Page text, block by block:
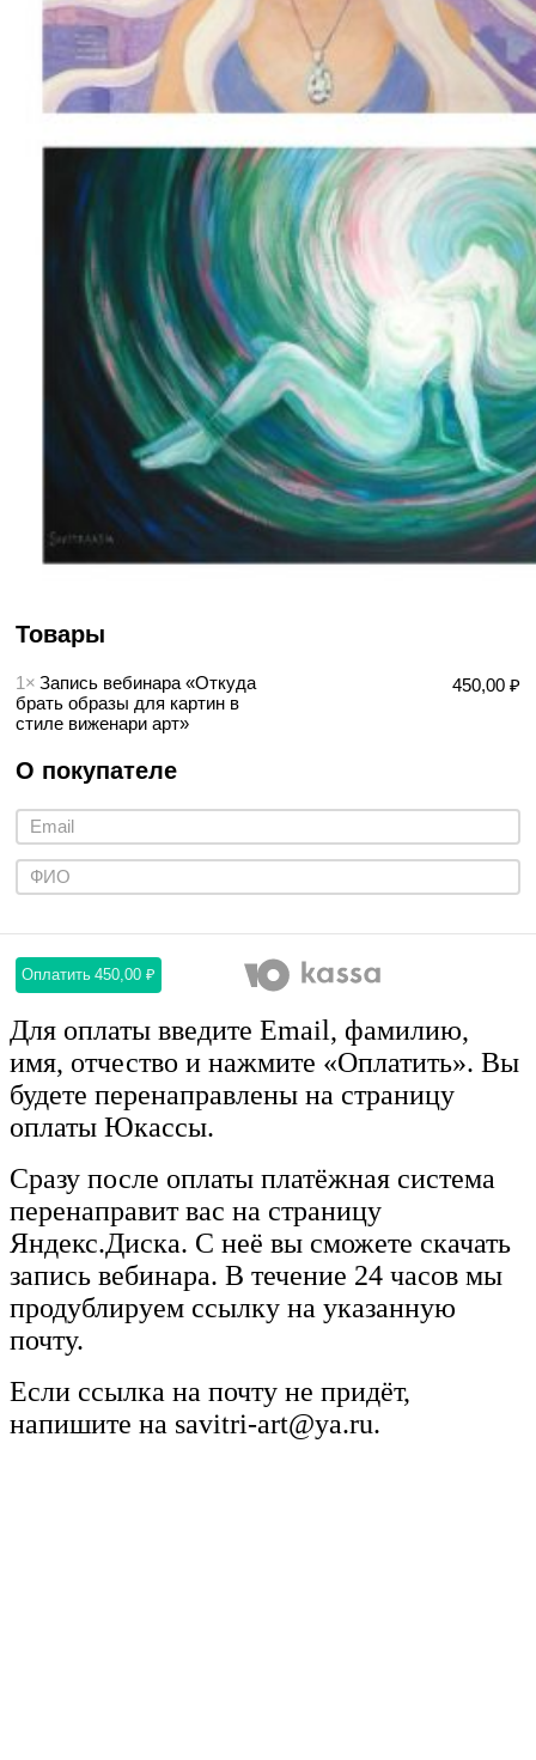
Товары
1× Запись вебинара «Откуда
брать образы для картин в
стиле виженари арт»
450,00 ₽
О покупателе
Оплатить 450,00 ₽
Для оплаты введите Email, фамилию,
имя, отчество и нажмите «Оплатить». Вы
будете перенаправлены на страницу
оплаты Юкассы.
Сразу после оплаты платёжная система
перенаправит вас на страницу
Яндекс.Диска. С неё вы сможете скачать
запись вебинара. В течение 24 часов мы
продублируем ссылку на указанную
почту.
Если ссылка на почту не придёт,
напишите на savitri-art@ya.ru.